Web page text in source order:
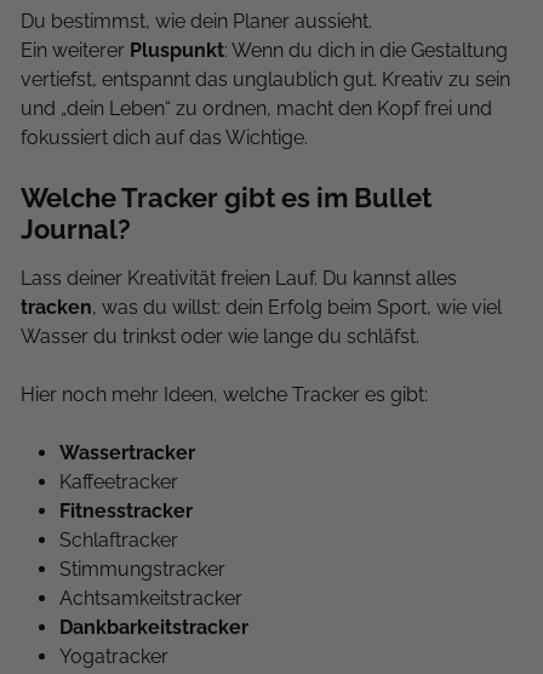
Du bestimmst, wie dein Planer aussieht.
Ein weiterer Pluspunkt: Wenn du dich in die Gestaltung
vertiefst, entspannt das unglaublich gut. Kreativ zu sein
und „dein Leben“ zu ordnen, macht den Kopf frei und
fokussiert dich auf das Wichtige.
Welche Tracker gibt es im Bullet
Journal?
Lass deiner Kreativität freien Lauf. Du kannst alles
tracken, was du willst: dein Erfolg beim Sport, wie viel
Wasser du trinkst oder wie lange du schläfst.
Hier noch mehr Ideen, welche Tracker es gibt:
Wassertracker
Kaffeetracker
Fitnesstracker
Schlaftracker
Stimmungstracker
Achtsamkeitstracker
Dankbarkeitstracker
Yogatracker